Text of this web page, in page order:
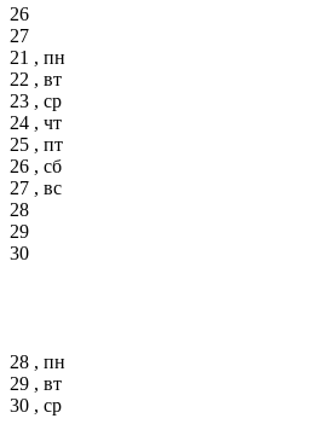
26
27
21 , пн
22 , вт
23 , ср
24 , чт
25 , пт
26 , сб
27 , вс
28
29
30
28 , пн
29 , вт
30 , ср